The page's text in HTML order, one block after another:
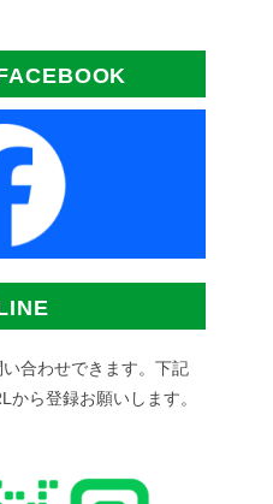
合わせできます。下記
ら登録お願いします。